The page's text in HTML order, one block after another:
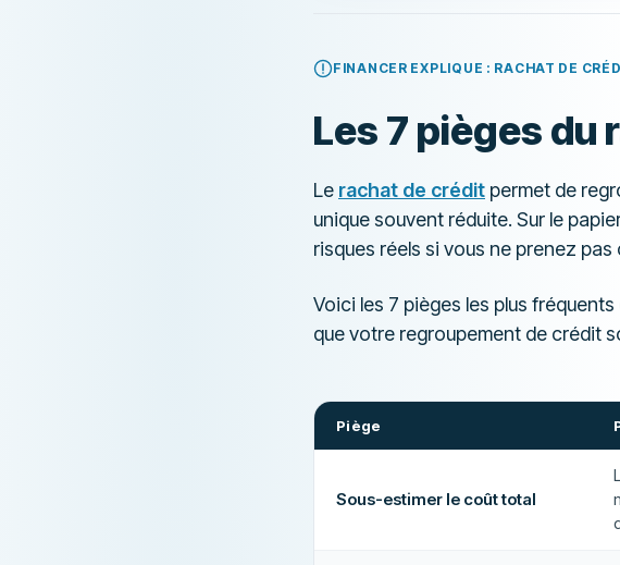
FINANCER EXPLIQUE : RACHAT DE
Les 7 pièges du
Le rachat de crédit permet de
unique souvent réduite. Sur le
risques réels si vous ne prenez
Voici les 7 pièges les plus
que votre regroupement de crédit
Piège
Sous-estimer le coût total